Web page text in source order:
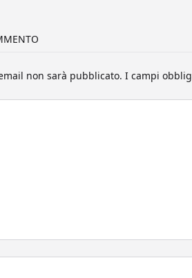
non sarà pubblicato. I campi